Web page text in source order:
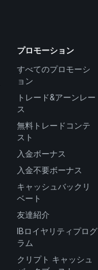
プロモーション
すべてのプロモーシ
ョン
トレード&アーンレー
ス
無料トレードコンテ
スト
入金ボーナス
入金不要ボーナス
キャッシュバックリ
ベート
友達紹介
IBロイヤリティプログ
ラム
クリプト キャッシュ